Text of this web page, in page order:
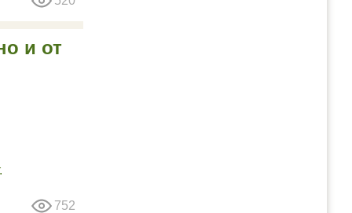
и от
752